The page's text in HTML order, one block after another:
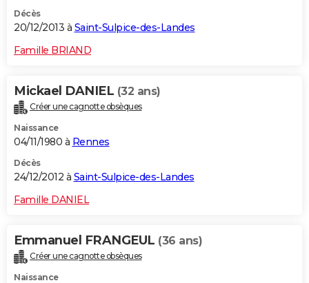
Décès
20/12/2013 à Saint-Sulpice-des-Landes
Famille BRIAND
Mickael DANIEL (32 ans)
Créer une cagnotte obsèques
Naissance
04/11/1980 à Rennes
Décès
24/12/2012 à Saint-Sulpice-des-Landes
Famille DANIEL
Emmanuel FRANGEUL (36 ans)
Créer une cagnotte obsèques
Naissance